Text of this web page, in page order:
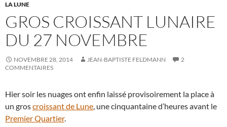
LA LUNE
GROS CROISSANT LUNAIRE
DU 27 NOVEMBRE
NOVEMBRE 28, 2014 JEAN-BAPTISTE FELDMANN
2
COMMENTAIRES
Hier soir les nuages ont enfin laissé provisoirement la place à
un groscroissant de Lune, une cinquantaine d’heures avant le
Premier Quartier.